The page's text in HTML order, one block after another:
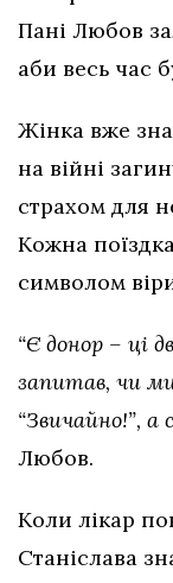
Пані Любов
аби весь час
Жінка вже
на війні
страхом для
Кожна
символом
“Є донор – ці
запитав, чи ми
“Звичайно!”, а
Любов.
Коли лікар
Станіслава